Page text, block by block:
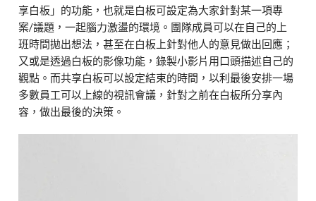
享白板」的功能，也就是白板可設定為大家針對某一項專
案/議題，一起腦力激盪的環境。團隊成員可以在自己的上
班時間拋出想法，甚至在白板上針對他人的意見做出回應；
又或是透過白板的影像功能，錄製小影片用口頭描述自己的
觀點。而共享白板可以設定結束的時間，以利最後安排一場
多數員工可以上線的視訊會議，針對之前在白板所分享內
容，做出最後的決策。